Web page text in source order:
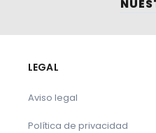
España solicita a la
LEGAL
Aviso legal
Política de privacidad